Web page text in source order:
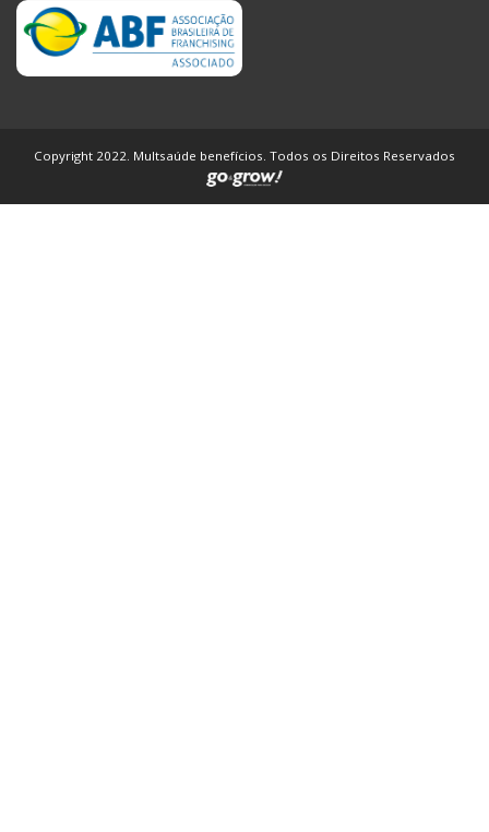
Copyright 2022. Multsaúde benefícios. Todos os Direitos Reservados